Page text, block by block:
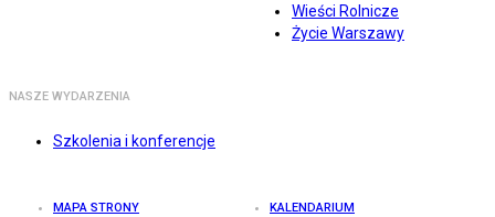
Wieści Rolnicze
Życie Warszawy
NASZE WYDARZENIA
Szkolenia i konferencje
MAPA STRONY KALENDARIUM